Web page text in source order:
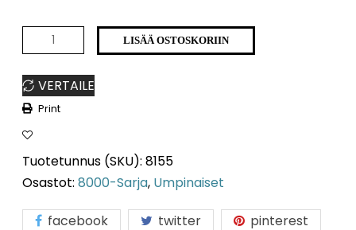
LISÄÄ OSTOSKORIIN
VERTAILE
Print
Tuotetunnus (SKU):8155
Osastot:8000-Sarja, Umpinaiset
facebook twitter pinterest